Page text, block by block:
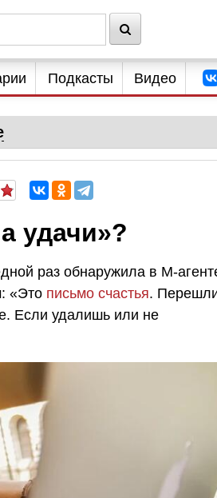
Подкасты Видео
удачи»?
раз обнаружила в М-
«Это письмо счастья.
Если удалишь или не